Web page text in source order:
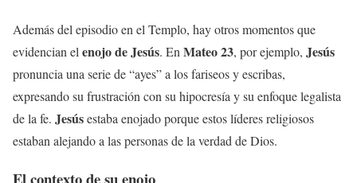
Además del episodio en el Templo, hay otros momentos que
evidencian el enojodeJesús. En Mateo 23, por ejemplo, Jesús
pronuncia una serie de “ayes” a los fariseos y escribas,
expresando su frustración con su hipocresía y su enfoque legalista
de la fe. Jesúsestaba enojado porque estos líderes religiosos
estaban alejando a las personas de la verdad de Dios.